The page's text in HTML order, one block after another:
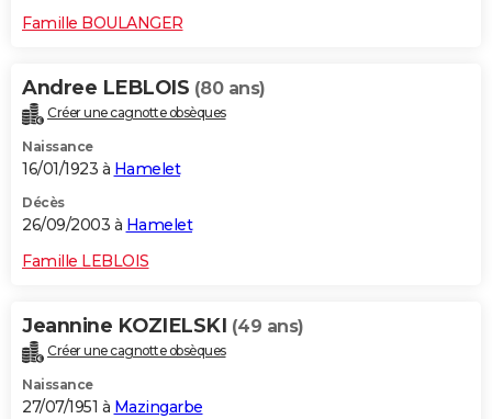
Famille BOULANGER
Andree LEBLOIS (80 ans)
Créer une cagnotte obsèques
Naissance
16/01/1923 à Hamelet
Décès
26/09/2003 à Hamelet
Famille LEBLOIS
Jeannine KOZIELSKI (49 ans)
Créer une cagnotte obsèques
Naissance
27/07/1951 à Mazingarbe